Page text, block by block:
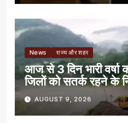
News राज्य और शहर
आज से 3 दिन भारी वर्षा
जिलों को सतर्क रहने के
AUGUST 9, 2026